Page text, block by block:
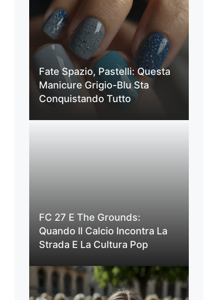
Fate Spazio, Pastelli: Questa
Manicure Grigio-Blu Sta
Conquistando Tutto
FC 27 E The Grounds:
Quando Il Calcio Incontra La
Strada E La Cultura Pop